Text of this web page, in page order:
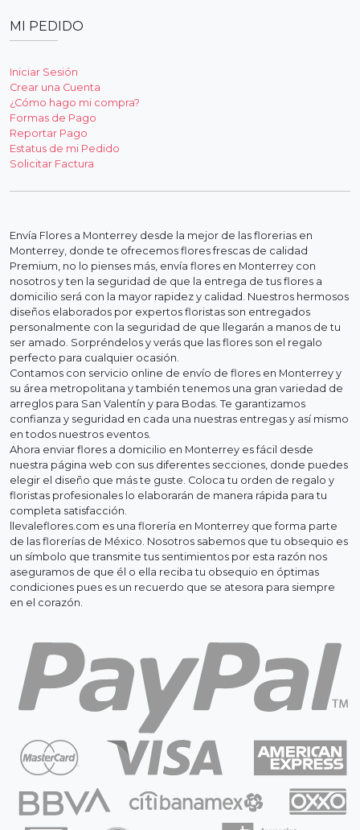
MI PEDIDO
Iniciar Sesión
Crear una Cuenta
¿Cómo hago mi compra?
Formas de Pago
Reportar Pago
Estatus de mi Pedido
Solicitar Factura
Envía Flores a Monterrey desde la mejor de las florerias en
Monterrey, donde te ofrecemos flores frescas de calidad
Premium, no lo pienses más, envía flores en Monterrey con
nosotros y ten la seguridad de que la entrega de tus flores a
domicilio será con la mayor rapidez y calidad. Nuestros hermosos
diseños elaborados por expertos floristas son entregados
personalmente con la seguridad de que llegarán a manos de tu
ser amado. Sorpréndelos y verás que las flores son el regalo
perfecto para cualquier ocasión.
Contamos con servicio online de envío de flores en Monterrey y
su área metropolitana y también tenemos una gran variedad de
arreglos para San Valentín y para Bodas. Te garantizamos
confianza y seguridad en cada una nuestras entregas y así mismo
en todos nuestros eventos.
Ahora enviar flores a domicilio en Monterrey es fácil desde
nuestra página web con sus diferentes secciones, donde puedes
elegir el diseño que más te guste. Coloca tu orden de regalo y
floristas profesionales lo elaborarán de manera rápida para tu
completa satisfacción.
llevaleflores.com es una florería en Monterrey que forma parte
de las florerías de México. Nosotros sabemos que tu obsequio es
un símbolo que transmite tus sentimientos por esta razón nos
aseguramos de que él o ella reciba tu obsequio en óptimas
condiciones pues es un recuerdo que se atesora para siempre
en el corazón.